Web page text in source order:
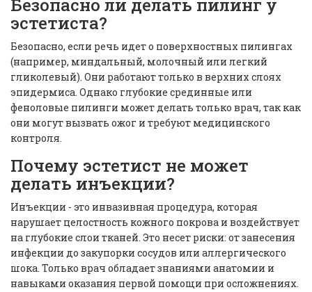
Безопасно ли делать пилинг у
эстетиста?
Безопасно, если речь идет о поверхностных пилингах
(например, миндальный, молочный или легкий
гликолевый). Они работают только в верхних слоях
эпидермиса. Однако глубокие срединные или
феноловые пилинги может делать только врач, так как
они могут вызвать ожог и требуют медицинского
контроля.
Почему эстетист не может
делать инъекции?
Инъекции - это инвазивная процедура, которая
нарушает целостность кожного покрова и воздействует
на глубокие слои тканей. Это несет риски: от занесения
инфекции до закупорки сосудов или аллергического
шока. Только врач обладает знаниями анатомии и
навыками оказания первой помощи при осложнениях.